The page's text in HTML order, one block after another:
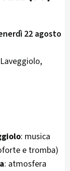
22 agosto
: musica
e tromba)
: atmosfera